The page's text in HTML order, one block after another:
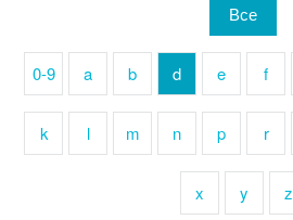
Все
0-9 a b d e f
k l m n p r
x y z